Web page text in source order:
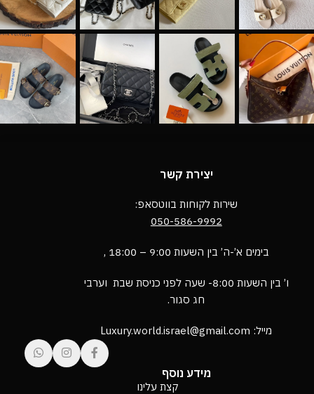
יצירת קשר
שירות לקוחות בווטסאפ:
050-586-9992
בימים א’-ה’ בין השעות 9:00 – 18:00 ,
ו’ בין השעות 8:00- שעה לפני כניסת שבת וערבי
חג סגור.
מייל: Luxury.world.israel@gmail.com
מידע נוסף
קצת עלינו